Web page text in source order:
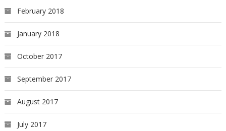
February 2018
January 2018
October 2017
September 2017
August 2017
July 2017